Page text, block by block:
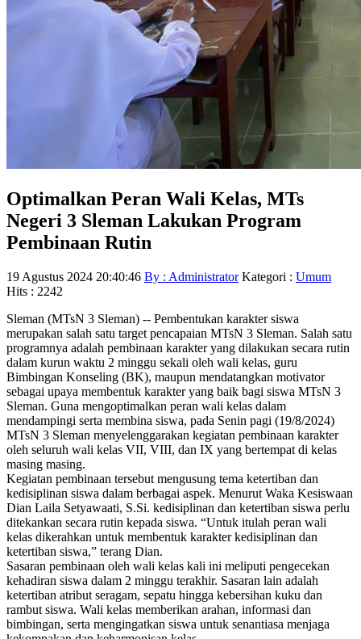
Optimalkan Peran Wali Kelas, MTs
Negeri 3 Sleman Lakukan Program
Pembinaan Rutin
19 Agustus 2024 20:40:46 By : Administrator Kategori : Umum
Hits : 2242
Sleman (MTsN 3 Sleman) -- Pembentukan karakter siswa
merupakan salah satu target pencapaian MTsN 3 Sleman. Salah satu
programnya adalah pembinaan karakter yang dilakukan secara rutin
dalam kurun waktu 2 minggu sekali oleh wali kelas, guru
Bimbingan Konseling (BK), maupun mendatangkan motivator
sebagai upaya membentuk karakter yang baik bagi siswa MTsN 3
Sleman. Guna mengoptimalkan peran wali kelas dalam
mendampingi serta membina siswa, pada Senin pagi (19/8/2024)
MTsN 3 Sleman menyelenggarakan kegiatan pembinaan karakter
oleh seluruh wali kelas VII, VIII, dan IX yang bertempat di kelas
masing masing.
Kegiatan pembinaan tersebut mengusung tema ketertiban dan
kedisiplinan siswa dalam berbagai aspek. Menurut Waka Kesiswaan
Dian Laila Setyawaati, S.Si. kedisiplinan dan ketertiban siswa perlu
ditekankan secara rutin kepada siswa. “Untuk itulah peran wali
kelas dikerahkan untuk membentuk karakter kedisiplinan dan
ketertiban siswa,” terang Dian.
Sasaran pembinaan oleh wali kelas kali ini meliputi pengecekan
kehadiran siswa dalam 2 minggu terakhir. Sasaran lain adalah
ketertiban atribut seragam, sepatu hingga kebersihan kuku dan
rambut siswa. Wali kelas memberikan arahan, informasi dan
bimbingan, serta mengingatkan siswa untuk senantiasa menjaga